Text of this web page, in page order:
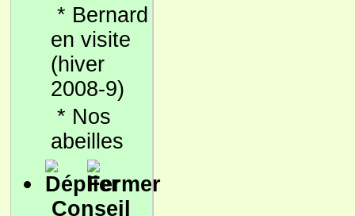
* Bernard
en visite
(hiver
2008-9)
* Nos
abeilles
Conseil